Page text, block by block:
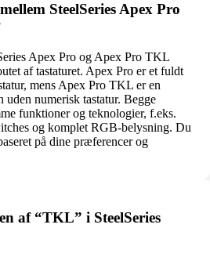
SteelSeries Apex Pro
Apex Pro og Apex Pro TKL
af tastaturet. Apex Pro er et fuldt
mens Apex Pro TKL er en
numerisk tastatur. Begge
funktioner og teknologier, f.eks.
og komplet RGB-belysning. Du
på dine præferencer og
af “TKL” i SteelSeries